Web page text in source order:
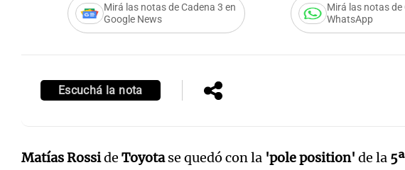
Mirá las notas de Cadena 3 en
Google News
Mirá las notas de
WhatsApp
Escuchá la nota
Matías Rosside Toyotase quedó con la 'pole position' de la